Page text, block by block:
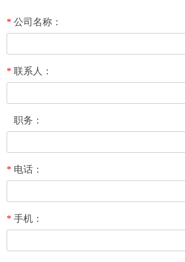
* 公司名称：
* 联系人：
职务：
* 电话：
* 手机：